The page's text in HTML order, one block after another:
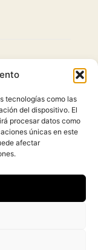
tecnologías como las
del dispositivo. El
procesar datos como
únicas en este
afectar
Online